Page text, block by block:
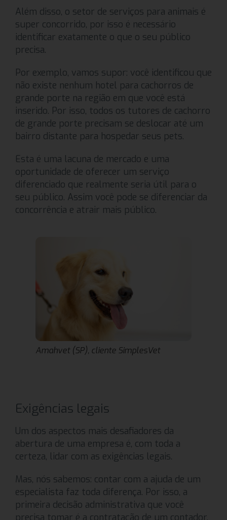
Além disso, o setor de serviços para animais é
super concorrido, por isso é necessário
identificar exatamente o que o seu público
precisa.
Por exemplo, vamos supor: você identificou que
não existe nenhum hotel para cachorros de
grande porte na região em que você está
inserido. Por isso, todos os tutores de cachorro
de grande porte precisam se deslocar até um
bairro distante para hospedar seus pets.
Esta é uma lacuna de mercado e uma
oportunidade de oferecer um serviço
diferenciado que realmente seria útil para o
seu público. Assim você pode se diferenciar da
concorrência e atrair mais público.
Amahvet (SP), cliente SimplesVet
Exigências legais
Um dos aspectos mais desafiadores da
abertura de uma empresa é, com toda a
certeza, lidar com as exigências legais.
Mas, nós sabemos: contar com a ajuda de um
especialista faz toda diferença. Por isso, a
primeira decisão administrativa que você